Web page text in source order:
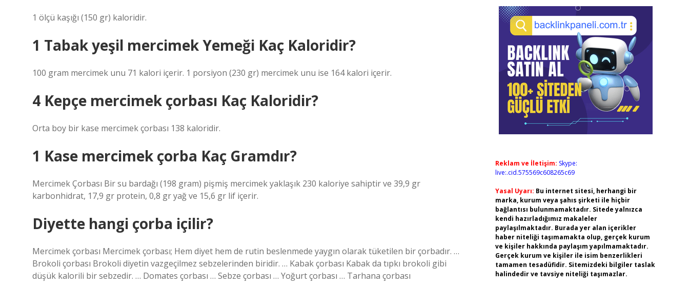
1 ölçü kaşığı (150 gr) kaloridir.
1 Tabak yeşil mercimek Yemeği Kaç Kaloridir?
100 gram mercimek unu 71 kalori içerir. 1 porsiyon (230 gr) mercimek unu ise 164 kalori içerir.
4 Kepçe mercimek çorbası Kaç Kaloridir?
Orta boy bir kase mercimek çorbası 138 kaloridir.
1 Kase mercimek çorba Kaç Gramdır?
Mercimek Çorbası Bir su bardağı (198 gram) pişmiş mercimek yaklaşık 230 kaloriye sahiptir ve 39,9 gr
karbonhidrat, 17,9 gr protein, 0,8 gr yağ ve 15,6 gr lif içerir.
Diyette hangi çorba içilir?
Mercimek çorbası Mercimek çorbası; Hem diyet hem de rutin beslenmede yaygın olarak tüketilen bir çorbadır. …
Brokoli çorbası Brokoli diyetin vazgeçilmez sebzelerinden biridir. … Kabak çorbası Kabak da tıpkı brokoli gibi
düşük kalorili bir sebzedir. … Domates çorbası … Sebze çorbası … Yoğurt çorbası … Tarhana çorbası
Reklam ve İletişim: Skype:
live:.cid.575569c608265c69
Yasal Uyarı: Bu internet sitesi, herhangi bir
marka, kurum veya şahıs şirketi ile hiçbir
bağlantısı bulunmamaktadır. Sitede yalnızca
kendi hazırladığımız makaleler
paylaşılmaktadır. Burada yer alan içerikler
haber niteliği taşımamakta olup, gerçek kurum
ve kişiler hakkında paylaşım yapılmamaktadır.
Gerçek kurum ve kişiler ile isim benzerlikleri
tamamen tesadüfidir. Sitemizdeki bilgiler taslak
halindedir ve tavsiye niteliği taşımazlar.